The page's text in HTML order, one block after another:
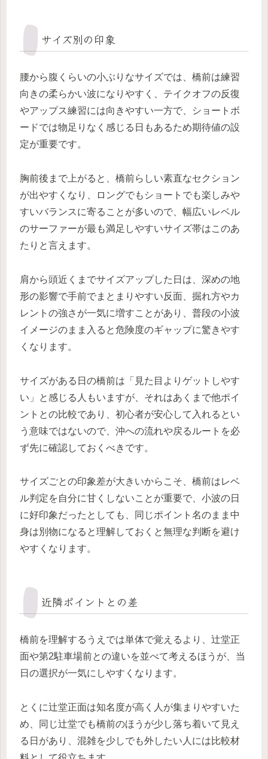
サイズ別の印象
腰から腹くらいの小ぶりなサイズでは、橋前は練習
向きの柔らかい波になりやすく、テイクオフの反復
やアップス練習には向きやすい一方で、ショートボ
ードでは物足りなく感じる日もあるため期待値の設
定が重要です。
胸前後まで上がると、橋前らしい素直なセクション
が出やすくなり、ロングでもショートでも楽しみや
すいバランスに寄ることが多いので、幅広いレベル
のサーファーが最も満足しやすいサイズ帯はこのあ
たりと言えます。
肩から頭近くまでサイズアップした日は、深めの地
形の影響で手前でまとまりやすい反面、掘れ方やカ
レントの強さが一気に増すことがあり、普段の小波
イメージのまま入ると危険度のギャップに驚きやす
くなります。
サイズがある日の橋前は「見た目よりゲットしやす
い」と感じる人もいますが、それはあくまで他ポイ
ントとの比較であり、初心者が安心して入れるとい
う意味ではないので、沖への流れや戻るルートを必
ず先に確認しておくべきです。
サイズごとの印象差が大きいからこそ、橋前はレベ
ル判定を自分に甘くしないことが重要で、小波の日
に好印象だったとしても、同じポイント名のまま中
身は別物になると理解しておくと無理な判断を避け
やすくなります。
近隣ポイントとの差
橋前を理解するうえでは単体で覚えるより、辻堂正
面や第2駐車場前との違いを並べて考えるほうが、当
日の選択が一気にしやすくなります。
とくに辻堂正面は知名度が高く人が集まりやすいた
め、同じ辻堂でも橋前のほうが少し落ち着いて見え
る日があり、混雑を少しでも外したい人には比較材